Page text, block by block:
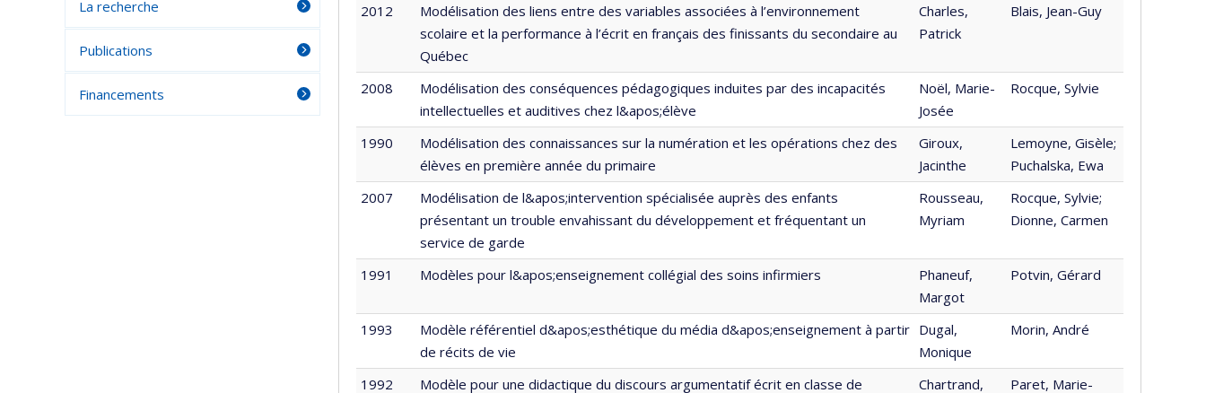
2012
Modélisation des liens entre des variables associées à l’environnement
scolaire et la performance à l’écrit en français des finissants du secondaire au
Québec
Charles,
Patrick
Blais, Jean-Guy
2008
Modélisation des conséquences pédagogiques induites par des incapacités
intellectuelles et auditives chez l&apos;élève
Noël, Marie-
Josée
Rocque, Sylvie
1990
Modélisation des connaissances sur la numération et les opérations chez des
élèves en première année du primaire
Giroux,
Jacinthe
Lemoyne, Gisèle;
Puchalska, Ewa
2007
Modélisation de l&apos;intervention spécialisée auprès des enfants
présentant un trouble envahissant du développement et fréquentant un
service de garde
Rousseau,
Myriam
Rocque, Sylvie;
Dionne, Carmen
1991 Modèles pour l&apos;enseignement collégial des soins infirmiers
Phaneuf,
Margot
Potvin, Gérard
1993
Modèle référentiel d&apos;esthétique du média d&apos;enseignement à partir
de récits de vie
Dugal,
Monique
Morin, André
1992
Modèle pour une didactique du discours argumentatif écrit en classe de
Chartrand,
Paret, Marie-
La recherche
Publications
Financements